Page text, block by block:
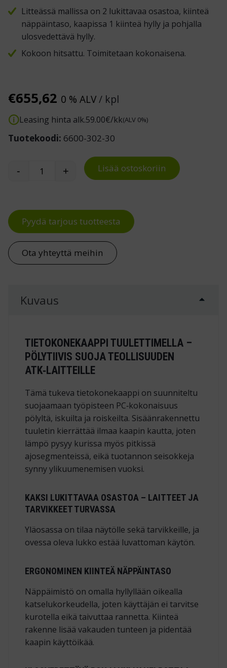
Litteässä mallissa on 2 lukittavaa osastoa, kiinteä
näppäintaso, kaapissa 1 kiinteä hylly ja pohjalla
ulosvedettävä hylly.
Kokoon hitsattu. Toimitetaan kokonaisena.
€655,62 0 % ALV/ kpl
Leasing hinta alk.59.00€/kk(ALV 0%)
Tuotekoodi: 6600-302-30
Tietokonekaappi tuulettimella määrä
- + Lisää ostoskoriin
Pyydä tarjous tuotteesta
Ota yhteyttä meihin
Kuvaus
TIETOKONEKAAPPI TUULETTIMELLA –
PÖLYTIIVIS SUOJA TEOLLISUUDEN
ATK‑LAITTEILLE
Tämä tukeva tietokonekaappi on suunniteltu
suojaamaan työpisteen PC‑kokonaisuus
pölyltä, iskuilta ja roiskeilta. Sisäänrakennettu
tuuletin kierrättää ilmaa kaapin kautta, joten
lämpö pysyy kurissa myös pitkissä
ajosegmenteissä, eikä tuotannon seisokkeja
synny ylikuumenemisen vuoksi.
KAKSI LUKITTAVAA OSASTOA – LAITTEET JA
TARVIKKEET TURVASSA
Yläosassa on tilaa näytölle sekä tarvikkeille, ja
ovessa oleva lukko estää luvattoman käytön.
ERGONOMINEN KIINTEÄ NÄPPÄINTASO
Näppäimistö on omalla hyllyllään oikealla
katselukorkeudella, joten käyttäjän ei tarvitse
kurotella eikä taivuttaa rannetta. Kiinteä
rakenne lisää vakauden tunteen ja pidentää
kaapin käyttöikää.